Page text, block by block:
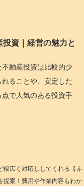
資｜経営の魅力と
動産投資は比較的少
ることや、安定した
で人気のある投資手
幅広く対応ししてくれる【赤
提案！費用や作業内容もわか